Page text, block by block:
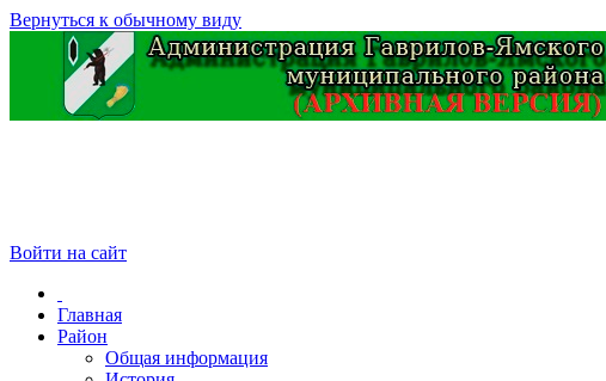
Вернуться к обычному виду
Войти на сайт
Главная
Район
Общая информация